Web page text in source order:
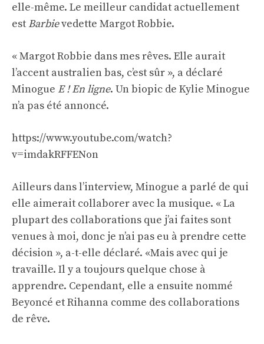
elle-même. Le meilleur candidat actuellement
est Barbievedette Margot Robbie.
« Margot Robbie dans mes rêves. Elle aurait
l’accent australien bas, c’est sûr », a déclaré
Minogue E ! En ligne. Un biopic de Kylie Minogue
n’a pas été annoncé.
https://www.youtube.com/watch?
v=imdakRFFENon
Ailleurs dans l’interview, Minogue a parlé de qui
elle aimerait collaborer avec la musique. « La
plupart des collaborations que j’ai faites sont
venues à moi, donc je n’ai pas eu à prendre cette
décision », a-t-elle déclaré. «Mais avec qui je
travaille. Il y a toujours quelque chose à
apprendre. Cependant, elle a ensuite nommé
Beyoncé et Rihanna comme des collaborations
de rêve.